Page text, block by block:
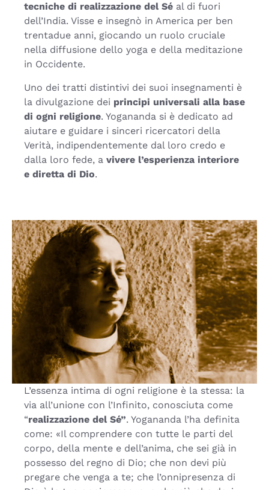
tecniche di realizzazione del Sé al di fuori
dell’India. Visse e insegnò in America per ben
trentadue anni, giocando un ruolo cruciale
nella diffusione dello yoga e della meditazione
in Occidente.
Uno dei tratti distintivi dei suoi insegnamenti è
la divulgazione dei principi universali alla base
di ogni religione. Yogananda si è dedicato ad
aiutare e guidare i sinceri ricercatori della
Verità, indipendentemente dal loro credo e
dalla loro fede, a vivere l’esperienza interiore
e diretta di Dio.
L’essenza intima di ogni religione è la stessa: la
via all’unione con l’Infinito, conosciuta come
“realizzazione del Sé”. Yogananda l’ha definita
come: «Il comprendere con tutte le parti del
corpo, della mente e dell’anima, che sei già in
possesso del regno di Dio; che non devi più
pregare che venga a te; che l’onnipresenza di